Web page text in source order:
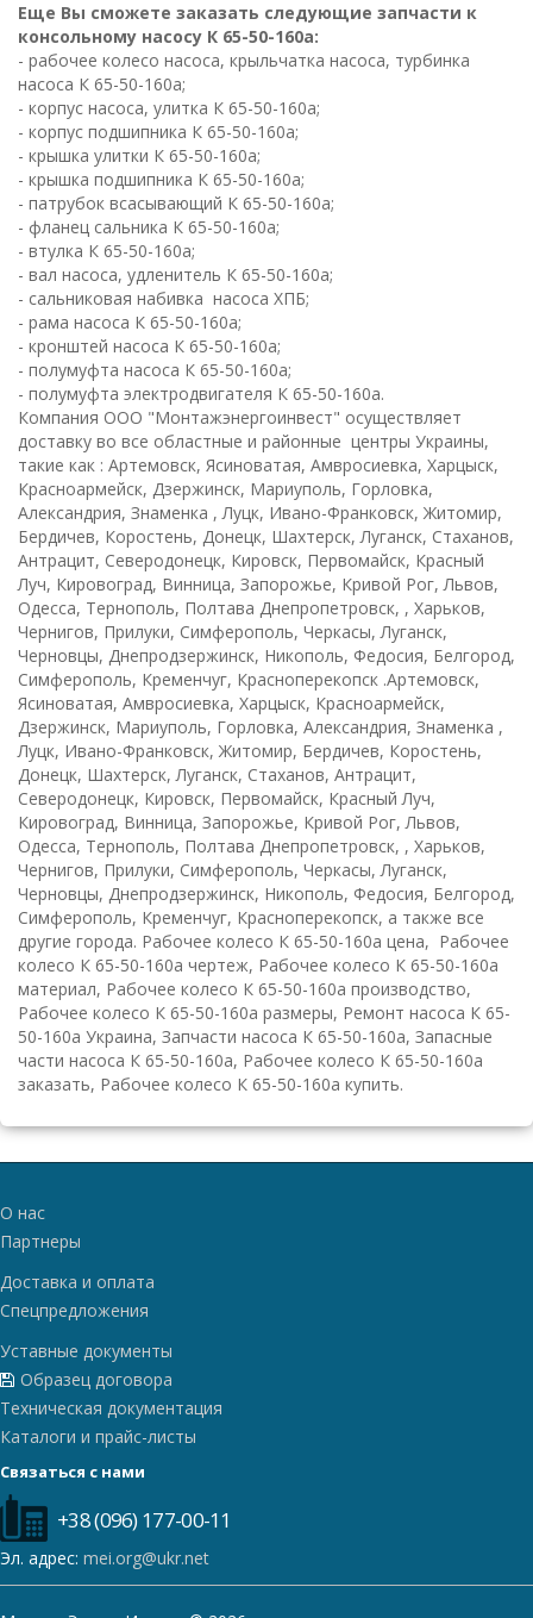
Еще Вы сможете заказать следующие запчасти к
консольному насосу К 65-50-160а:
- рабочее колесо насоса, крыльчатка насоса, турбинка
насоса К 65-50-160а;
- корпус насоса, улитка К 65-50-160а;
- корпус подшипника К 65-50-160а;
- крышка улитки К 65-50-160а;
- крышка подшипника К 65-50-160а;
- патрубок всасывающий К 65-50-160а;
- фланец сальника К 65-50-160а;
- втулка К 65-50-160а;
- вал насоса, удленитель К 65-50-160а;
- сальниковая набивка насоса ХПБ;
- рама насоса К 65-50-160а;
- кронштей насоса К 65-50-160а;
- полумуфта насоса К 65-50-160а;
- полумуфта электродвигателя К 65-50-160а.
Компания ООО "Монтажэнергоинвест" осуществляет
доставку во все областные и районные центры Украины,
такие как : Артемовск, Ясиноватая, Амвросиевка, Харцыск,
Красноармейск, Дзержинск, Мариуполь, Горловка,
Александрия, Знаменка , Луцк, Ивано-Франковск, Житомир,
Бердичев, Коростень, Донецк, Шахтерск, Луганск, Стаханов,
Антрацит, Северодонецк, Кировск, Первомайск, Красный
Луч, Кировоград, Винница, Запорожье, Кривой Рог, Львов,
Одесса, Тернополь, Полтава Днепропетровск, , Харьков,
Чернигов, Прилуки, Симферополь, Черкасы, Луганск,
Черновцы, Днепродзержинск, Никополь, Федосия, Белгород,
Симферополь, Кременчуг, Красноперекопск .Артемовск,
Ясиноватая, Амвросиевка, Харцыск, Красноармейск,
Дзержинск, Мариуполь, Горловка, Александрия, Знаменка ,
Луцк, Ивано-Франковск, Житомир, Бердичев, Коростень,
Донецк, Шахтерск, Луганск, Стаханов, Антрацит,
Северодонецк, Кировск, Первомайск, Красный Луч,
Кировоград, Винница, Запорожье, Кривой Рог, Львов,
Одесса, Тернополь, Полтава Днепропетровск, , Харьков,
Чернигов, Прилуки, Симферополь, Черкасы, Луганск,
Черновцы, Днепродзержинск, Никополь, Федосия, Белгород,
Симферополь, Кременчуг, Красноперекопск, а также все
другие города. Рабочее колесо К 65-50-160а цена, Рабочее
колесо К 65-50-160а чертеж, Рабочее колесо К 65-50-160а
материал, Рабочее колесо К 65-50-160а производство,
Рабочее колесо К 65-50-160а размеры, Ремонт насоса К 65-
50-160а Украина, Запчасти насоса К 65-50-160а, Запасные
части насоса К 65-50-160а, Рабочее колесо К 65-50-160а
заказать, Рабочее колесо К 65-50-160а купить.
О нас
Партнеры
Доставка и оплата
Спецпредложения
Уставные документы
Образец договора
Техническая документация
Каталоги и прайс-листы
Связаться с нами
+38 (096) 177-00-11
Эл. адрес: mei.org@ukr.net